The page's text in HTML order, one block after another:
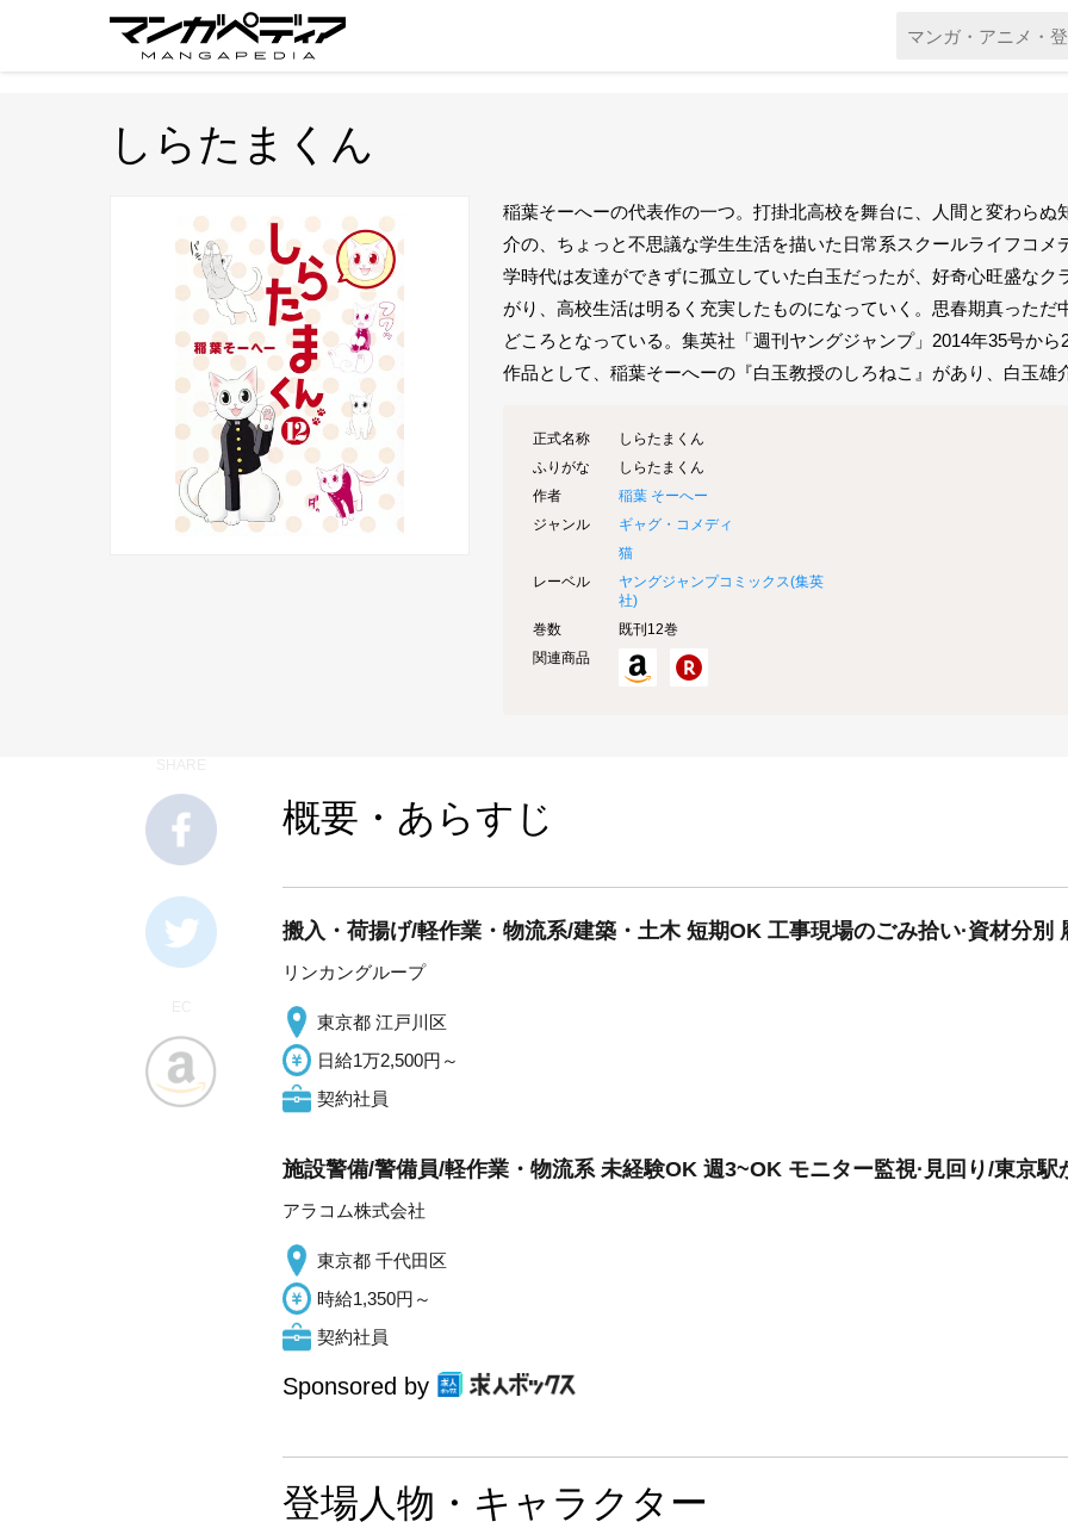
しらたまくん
稲葉そーへーの代表作の一つ。打掛北高校を舞台に、人間と変わら
介の、ちょっと不思議な学生生活を描いた日常系スクールライフコ
学時代は友達ができずに孤立していた白玉だったが、好奇心旺盛な
がり、高校生活は明るく充実したものになっていく。思春期真った
どころとなっている。集英社「週刊ヤングジャンプ」2014年35号か
作品として、稲葉そーへーの『白玉教授のしろねこ』があり、白玉雄
正式名称
しらたまくん
ふりがな
しらたまくん
作者
稲葉 そーへー
ジャンル
ギャグ・コメディ
猫
レーベル
ヤングジャンプコミックス(集英
社)
巻数
既刊12巻
関連商品
概要・あらすじ
搬入・荷揚げ/軽作業・物流系/建築・土木 短期OK 工事現場のごみ拾い·資材分別
リンカングループ
東京都 江戸川区
日給1万2,500円～
契約社員
施設警備/警備員/軽作業・物流系 未経験OK 週3~OK モニター監視·見回り/東京駅
アラコム株式会社
東京都 千代田区
時給1,350円～
契約社員
Sponsored by
登場人物・キャラクター